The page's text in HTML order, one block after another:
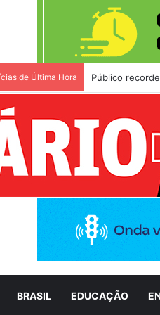
de Última Hora Público
BRASIL EDUCAÇÃO